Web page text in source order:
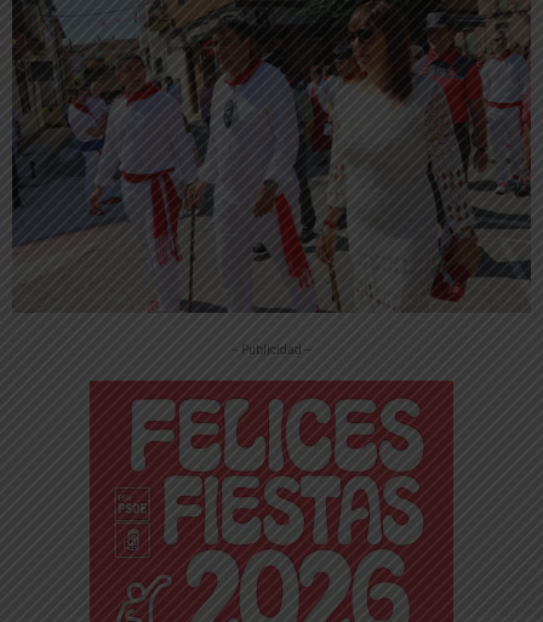
-- Publicidad --